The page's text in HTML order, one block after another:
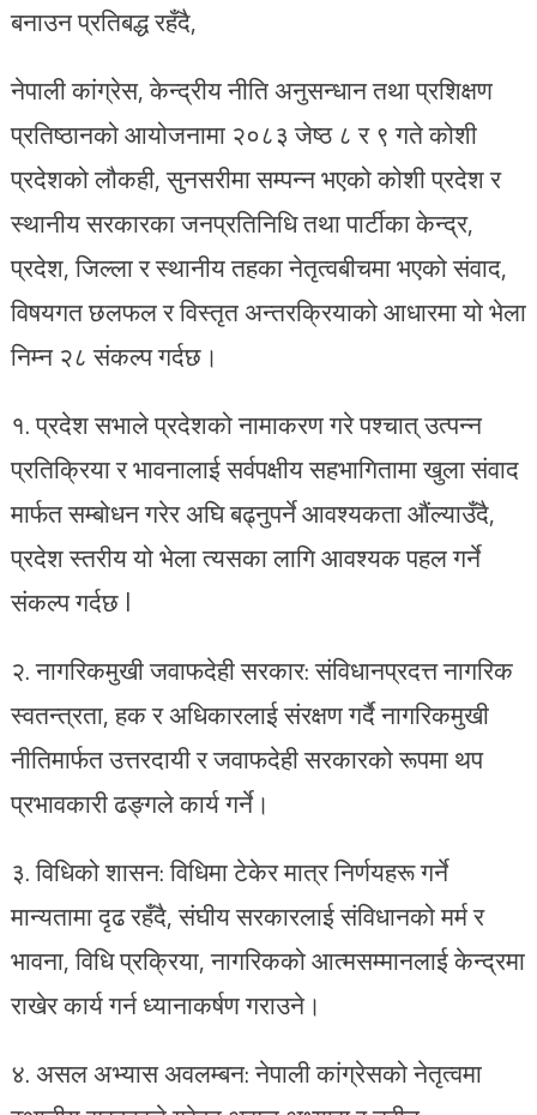
बनाउन प्रतिबद्ध रहँदै,
नेपाली कांग्रेस, केन्द्रीय नीति अनुसन्धान तथा प्रशिक्षण
प्रतिष्ठानको आयोजनामा २०८३ जेष्ठ ८ र ९ गते कोशी
प्रदेशको लौकही, सुनसरीमा सम्पन्न भएको कोशी प्रदेश र
स्थानीय सरकारका जनप्रतिनिधि तथा पार्टीका केन्द्र,
प्रदेश, जिल्ला र स्थानीय तहका नेतृत्वबीचमा भएको संवाद,
विषयगत छलफल र विस्तृत अन्तरक्रियाको आधारमा यो भेला
निम्न २८ संकल्प गर्दछ।
१.⁠ ⁠प्रदेश सभाले प्रदेशको नामाकरण गरे पश्चात् उत्पन्न
प्रतिक्रिया र भावनालाई सर्वपक्षीय सहभागितामा खुला संवाद
मार्फत सम्बोधन गरेर अघि बढ्नुपर्ने आवश्यकता औंल्याउँदै,
प्रदेश स्तरीय यो भेला त्यसका लागि आवश्यक पहल गर्ने
संकल्प गर्दछ l
२.⁠ नागरिकमुखी जवाफदेही सरकार: संविधानप्रदत्त नागरिक
स्वतन्त्रता, हक र अधिकारलाई संरक्षण गर्दै नागरिकमुखी
नीतिमार्फत उत्तरदायी र जवाफदेही सरकारको रूपमा थप
प्रभावकारी ढङ्गले कार्य गर्ने।
३.⁠ ⁠विधिको शासन: विधिमा टेकेर मात्र निर्णयहरू गर्ने
मान्यतामा दृढ रहँदै, संघीय सरकारलाई संविधानको मर्म र
भावना, विधि प्रक्रिया, नागरिकको आत्मसम्मानलाई केन्द्रमा
राखेर कार्य गर्न ध्यानाकर्षण गराउने।
४.⁠ असल अभ्यास अवलम्बन: नेपाली कांग्रेसको नेतृत्वमा